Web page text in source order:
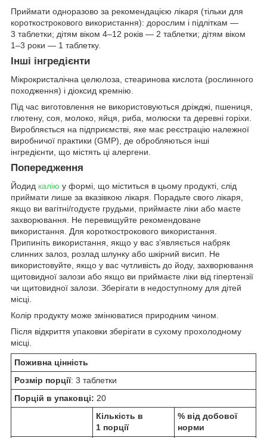
Приймати одноразово за рекомендацією лікаря (тільки для
короткострокового використання): дорослим і підліткам —
3 таблетки; дітям віком 4–12 років — 2 таблетки; дітям віком
1–3 роки — 1 таблетку.
Інші інгредієнти
Мікрокристалічна целюлоза, стеаринова кислота (рослинного
походження) і діоксид кремнію.
Під час виготовлення не використовуються дріжджі, пшениця,
глютену, соя, молоко, яйця, риба, молюски та деревні горіхи.
Виробляється на підприємстві, яке має реєстрацію належної
виробничої практики (GMP), де обробляються інші
інгредієнти, що містять ці алергени.
Попередження
Йодид калію у формі, що міститься в цьому продукті, слід
приймати лише за вказівкою лікаря. Порадьте свого лікаря,
якщо ви вагітні/годуєте грудьми, приймаєте ліки або маєте
захворювання. Не перевищуйте рекомендоване
використання. Для короткострокового використання.
Припиніть використання, якщо у вас з’являється набряк
слинних залоз, розлад шлунку або шкірний висип. Не
використовуйте, якщо у вас чутливість до йоду, захворювання
щитовидної залози або якщо ви приймаєте ліки від гіпертензії
чи щитовидної залози. Зберігати в недоступному для дітей
місці.
Колір продукту може змінюватися природним чином.
Після відкриття упаковки зберігати в сухому прохолодному
місці.
Поживна цінність
Розмір порції: 3 таблетки
Порцій в упаковці: 20
Кількість в
1 порції
% від добової
норми